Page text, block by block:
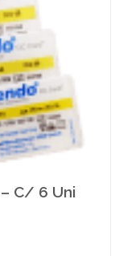
C/ 6 Uni